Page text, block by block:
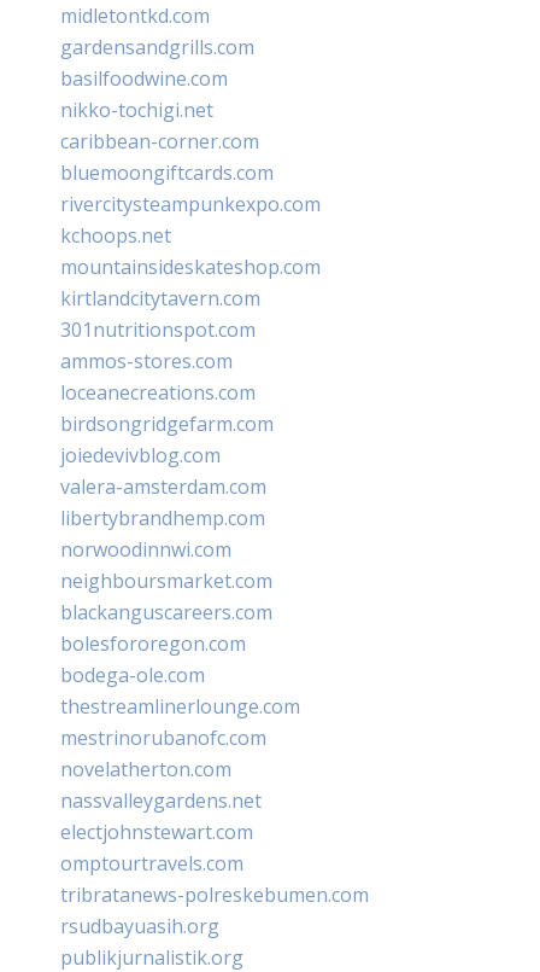
midletontkd.com
gardensandgrills.com
basilfoodwine.com
nikko-tochigi.net
caribbean-corner.com
bluemoongiftcards.com
rivercitysteampunkexpo.com
kchoops.net
mountainsideskateshop.com
kirtlandcitytavern.com
301nutritionspot.com
ammos-stores.com
loceanecreations.com
birdsongridgefarm.com
joiedevivblog.com
valera-amsterdam.com
libertybrandhemp.com
norwoodinnwi.com
neighboursmarket.com
blackanguscareers.com
bolesfororegon.com
bodega-ole.com
thestreamlinerlounge.com
mestrinorubanofc.com
novelatherton.com
nassvalleygardens.net
electjohnstewart.com
omptourtravels.com
tribratanews-polreskebumen.com
rsudbayuasih.org
publikjurnalistik.org